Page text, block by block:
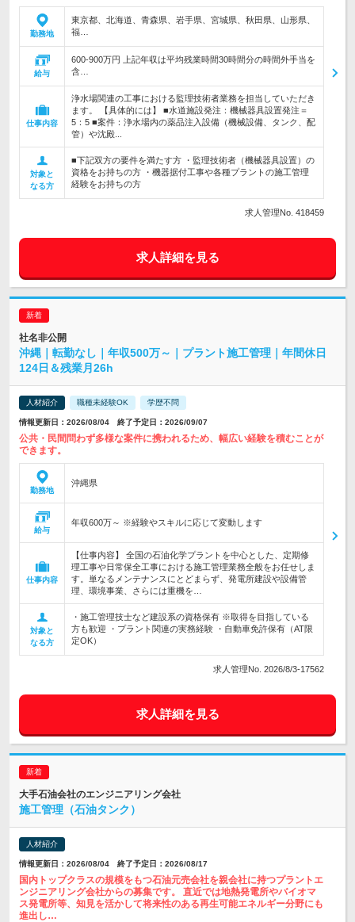
勤務地
東京都、北海道、青森県、岩手県、宮城県、秋田県、山形県、
福…
給与
600-900万円 上記年収は平均残業時間30時間分の時間外手当を
含…
仕事内容
浄水場関連の工事における監理技術者業務を担当していただき
ます。 【具体的には】 ■水道施設発注：機械器具設置発注＝
5：5 ■案件：浄水場内の薬品注入設備（機械設備、タンク、配
管）や沈殿...
対象と
なる方
■下記双方の要件を満たす方 ・監理技術者（機械器具設置）の
資格をお持ちの方 ・機器据付工事や各種プラントの施工管理
経験をお持ちの方
求人管理No. 418459
求人詳細を見る
社名非公開
沖縄｜転勤なし｜年収500万～｜プラント施工管理｜年間休日
124日＆残業月26h
人材紹介 職種未経験OK 学歴不問
情報更新日：2026/08/04 終了予定日：2026/09/07
公共・民間問わず多様な案件に携われるため、幅広い経験を積むことが
できます。
勤務地
沖縄県
給与
年収600万～ ※経験やスキルに応じて変動します
仕事内容
【仕事内容】 全国の石油化学プラントを中心とした、定期修
理工事や日常保全工事における施工管理業務全般をお任せしま
す。単なるメンテナンスにとどまらず、発電所建設や設備管
理、環境事業、さらには重機を…
対象と
なる方
・施工管理技士など建設系の資格保有 ※取得を目指している
方も歓迎 ・プラント関連の実務経験 ・自動車免許保有（AT限
定OK）
求人管理No. 2026/8/3-17562
求人詳細を見る
大手石油会社のエンジニアリング会社
施工管理（石油タンク）
人材紹介
情報更新日：2026/08/04 終了予定日：2026/08/17
国内トップクラスの規模をもつ石油元売会社を親会社に持つプラントエ
ンジニアリング会社からの募集です。 直近では地熱発電所やバイオマ
ス発電所等、知見を活かして将来性のある再生可能エネルギー分野にも
進出し…